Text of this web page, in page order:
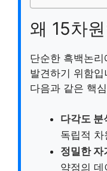
왜 15차
단순한 흑백논
발견하기 위함입
다음과 같은 핵
다각도 분
독립적 차
정밀한 자
약점의 데